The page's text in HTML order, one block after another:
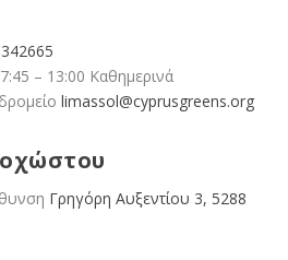
– 13:00 Καθημερινά
limassol@cyprusgreens.org
Γρηγόρη Αυξεντίου 3, 5288